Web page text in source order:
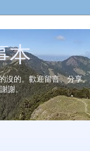
本
沒的。歡迎留言、分享。
謝。